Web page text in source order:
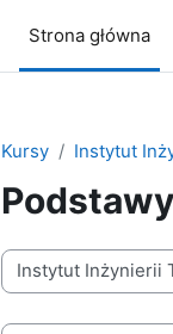
Strona główna
Kursy Instytut
Kategorie kursów